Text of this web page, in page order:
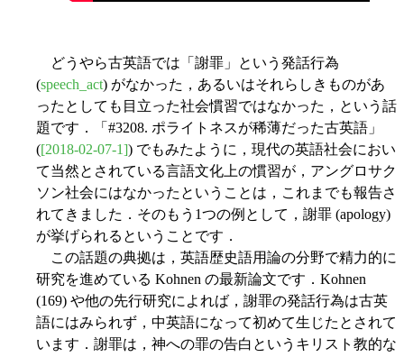
どうやら古英語では「謝罪」という発話行為
(speech_act) がなかった，あるいはそれらしきものがあ
ったとしても目立った社会慣習ではなかった，という話
題です．「#3208. ポライトネスが稀薄だった古英語」
([2018-02-07-1]) でもみたように，現代の英語社会におい
て当然とされている言語文化上の慣習が，アングロサク
ソン社会にはなかったということは，これまでも報告さ
れてきました．そのもう1つの例として，謝罪 (apology)
が挙げられるということです．
この話題の典拠は，英語歴史語用論の分野で精力的に
研究を進めている Kohnen の最新論文です．Kohnen
(169) や他の先行研究によれば，謝罪の発話行為は古英
語にはみられず，中英語になって初めて生じたとされて
います．謝罪は，神への罪の告白というキリスト教的な